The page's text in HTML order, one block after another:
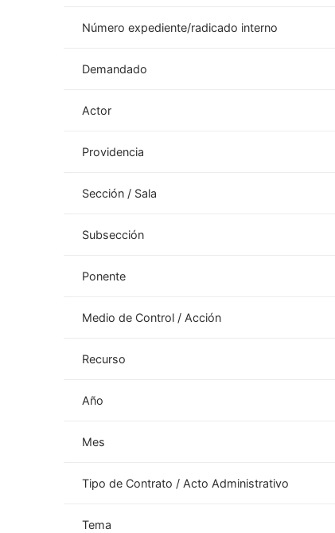
Número expediente/radicado interno
Demandado
Actor
Providencia
Sección / Sala
Subsección
Ponente
Medio de Control / Acción
Recurso
Año
Mes
Tipo de Contrato / Acto Administrativo
Tema